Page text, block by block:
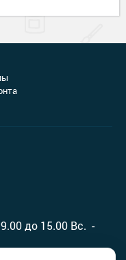
до 15.00 Вс. -